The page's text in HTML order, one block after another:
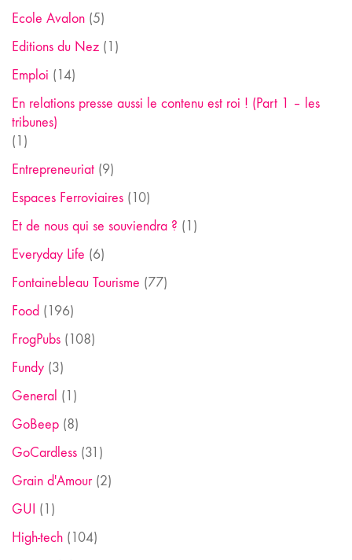
Ecole Avalon (5)
Editions du Nez (1)
Emploi (14)
En relations presse aussi le contenu est roi ! (Part 1 – les
tribunes)
(1)
Entrepreneuriat (9)
Espaces Ferroviaires (10)
Et de nous qui se souviendra ? (1)
Everyday Life (6)
Fontainebleau Tourisme (77)
Food (196)
FrogPubs (108)
Fundy (3)
General (1)
GoBeep (8)
GoCardless (31)
Grain d'Amour(2)
GUI (1)
High-tech (104)